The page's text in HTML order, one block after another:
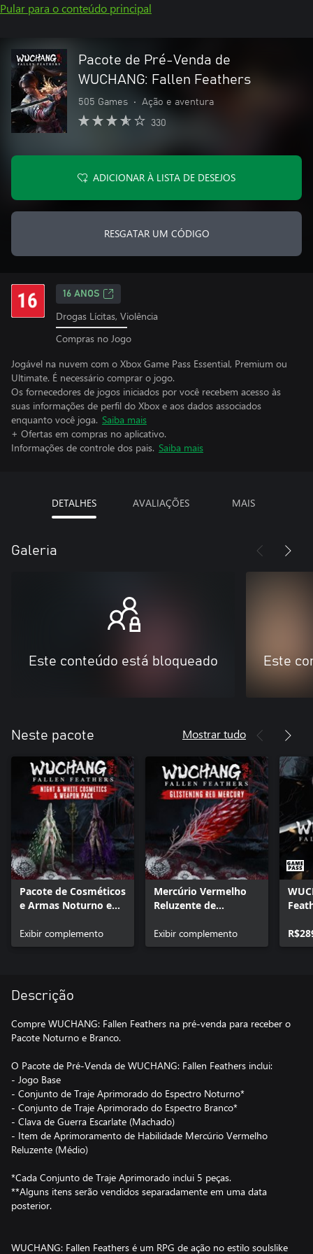
Pular para o conteúdo principal
Pacote de Pré-Venda de
WUCHANG: Fallen Feathers
505 Games • Ação e aventura
330
ADICIONAR À LISTA DE DESEJOS
RESGATAR UM CÓDIGO
16 ANOS
Drogas Lícitas, Violência
Compras no Jogo
Jogável na nuvem com o Xbox Game Pass Essential, Premium ou
Ultimate. É necessário comprar o jogo.
Os fornecedores de jogos iniciados por você recebem acesso às
suas informações de perfil do Xbox e aos dados associados
enquanto você joga. Saiba mais
+ Ofertas em compras no aplicativo.
Informações de controle dos pais. Saiba mais
DETALHES AVALIAÇÕES MAIS
Galeria
Este conteúdo está bloqueado Este
Neste pacote Mostrar tudo
Pacote de Cosméticos
e Armas Noturno e
WUCHANG: Fallen
Feathers
Exibir complemento
Mercúrio Vermelho
Reluzente de
Feathers
Exibir complemento
Descrição
Compre WUCHANG: Fallen Feathers na pré-venda para receber o
Pacote Noturno e Branco.
O Pacote de Pré-Venda de WUCHANG: Fallen Feathers inclui:
- Jogo Base
- Conjunto de Traje Aprimorado do Espectro Noturno*
- Conjunto de Traje Aprimorado do Espectro Branco*
- Clava de Guerra Escarlate (Machado)
- Item de Aprimoramento de Habilidade Mercúrio Vermelho
Reluzente (Médio)
*Cada Conjunto de Traje Aprimorado inclui 5 peças.
**Alguns itens serão vendidos separadamente em uma data
posterior.
WUCHANG: Fallen Feathers é um RPG de ação no estilo soulslike